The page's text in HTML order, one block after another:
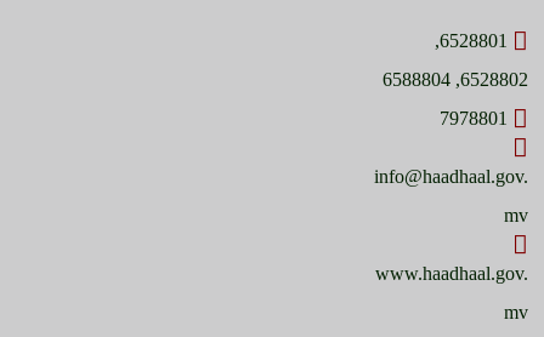
6528801,
6528802, 6588804
info@haadhaal.gov.
mv
www.haadhaal.gov.
mv